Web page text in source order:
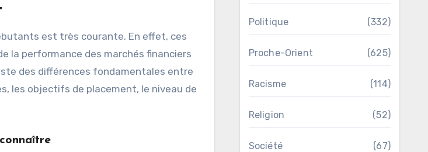
la performance des marchés financiers
des différences fondamentales entre
les objectifs de placement, le niveau de
Politique (332)
Proche-Orient (625)
Racisme (114)
Religion (52)
Société (67)